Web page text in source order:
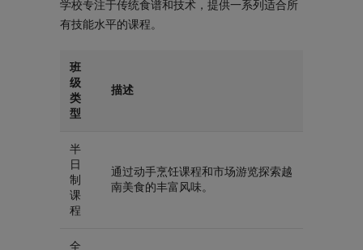
学校专注于传统食谱和技术，提供一系列适合所
有技能水平的课程。
班
级
类
型
描述
半
日
制
课
程
通过动手烹饪课程和市场游览探索越
南美食的丰富风味。
全